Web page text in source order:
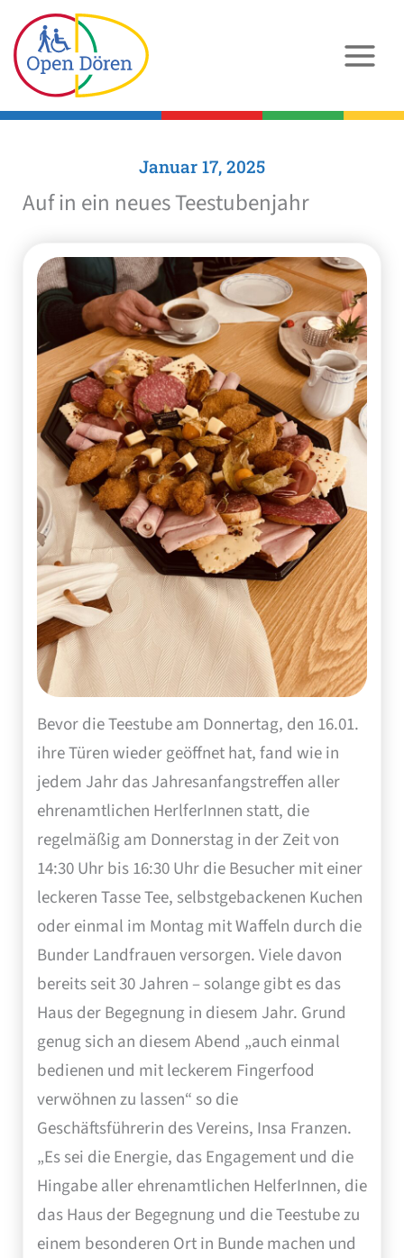
Inhalt
springen
Januar 17, 2025
Auf in ein neues Teestubenjahr
Bevor die Teestube am Donnertag, den 16.01.
ihre Türen wieder geöffnet hat, fand wie in
jedem Jahr das Jahresanfangstreffen aller
ehrenamtlichen HerlferInnen statt, die
regelmäßig am Donnerstag in der Zeit von
14:30 Uhr bis 16:30 Uhr die Besucher mit einer
leckeren Tasse Tee, selbstgebackenen Kuchen
oder einmal im Montag mit Waffeln durch die
Bunder Landfrauen versorgen. Viele davon
bereits seit 30 Jahren – solange gibt es das
Haus der Begegnung in diesem Jahr. Grund
genug sich an diesem Abend „auch einmal
bedienen und mit leckerem Fingerfood
verwöhnen zu lassen“ so die
Geschäftsführerin des Vereins, Insa Franzen.
„Es sei die Energie, das Engagement und die
Hingabe aller ehrenamtlichen HelferInnen, die
das Haus der Begegnung und die Teestube zu
einem besonderen Ort in Bunde machen und